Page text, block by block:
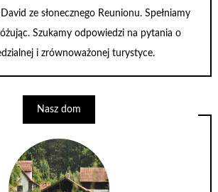
ze słonecznego Reunionu. Spełniamy
Szukamy odpowiedzi na pytania o
i zrównoważonej turystyce.
Nasz dom